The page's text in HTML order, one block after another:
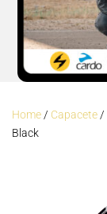
Home/ Capacete/
Black